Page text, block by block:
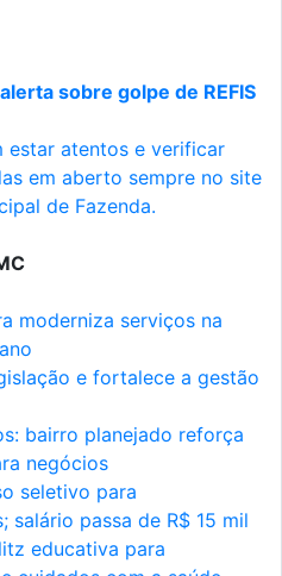
sobre golpe de REFIS
estar atentos e verificar
em aberto sempre no site
de Fazenda.
moderniza serviços na
e fortalece a gestão
bairro planejado reforça
negócios
seletivo para
salário passa de R$ 15 mil
educativa para